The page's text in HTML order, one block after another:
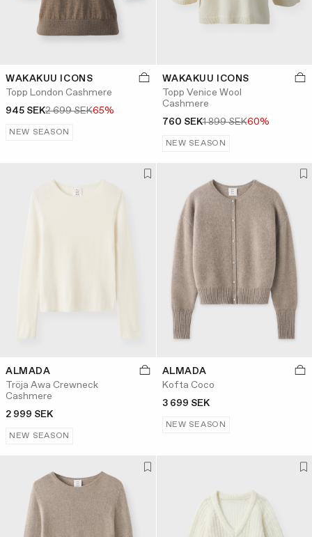
WAKAKUU ICONS
Topp London Cashmere
945 SEK2 699 SEK65%
NEW SEASON
WAKAKUU ICONS
Topp Venice Wool
Cashmere
760 SEK1 899 SEK60%
NEW SEASON
ALMADA
Tröja Awa Crewneck
Cashmere
2 999 SEK
NEW SEASON
ALMADA
Kofta Coco
3 699 SEK
NEW SEASON